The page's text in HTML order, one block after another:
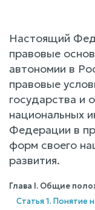
Настоящий
правовые
автономии в
правовые
государства и
национальных
Федерации в
форм своего
развития.
Глава I. Общие
Статья 1. Понятие